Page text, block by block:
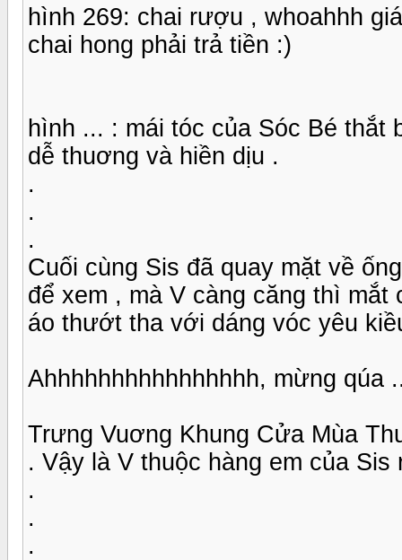
hình 269: chai rượu , whoahhh
chai hong phải trả tiền :)
hình ... : mái tóc của Sóc Bé thắt
dễ thuơng và hiền dịu .
.
.
.
Cuối cùng Sis đã quay mặt về
để xem , mà V càng căng thì
áo thướt tha với dáng vóc yêu
Ahhhhhhhhhhhhhhhh, mừng qúa
Trưng Vuơng Khung Cửa Mùa
. Vậy là V thuộc hàng em của Sis
.
.
.